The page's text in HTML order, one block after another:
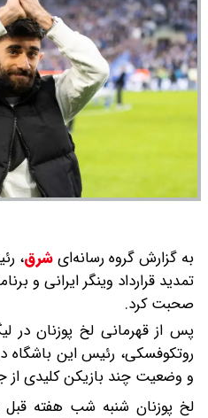
به گزارش گروه رسانه‌ایشرق،
تمدید قرارداد وینگر ایرانی و
صحبت کرد.
پس از قهرمانی لخ پوزنان در
روتکوفسکی، رئیس این باشگاه
و وضعیت چند بازیکن کلیدی از
لخ پوزنان شنبه شب هفته